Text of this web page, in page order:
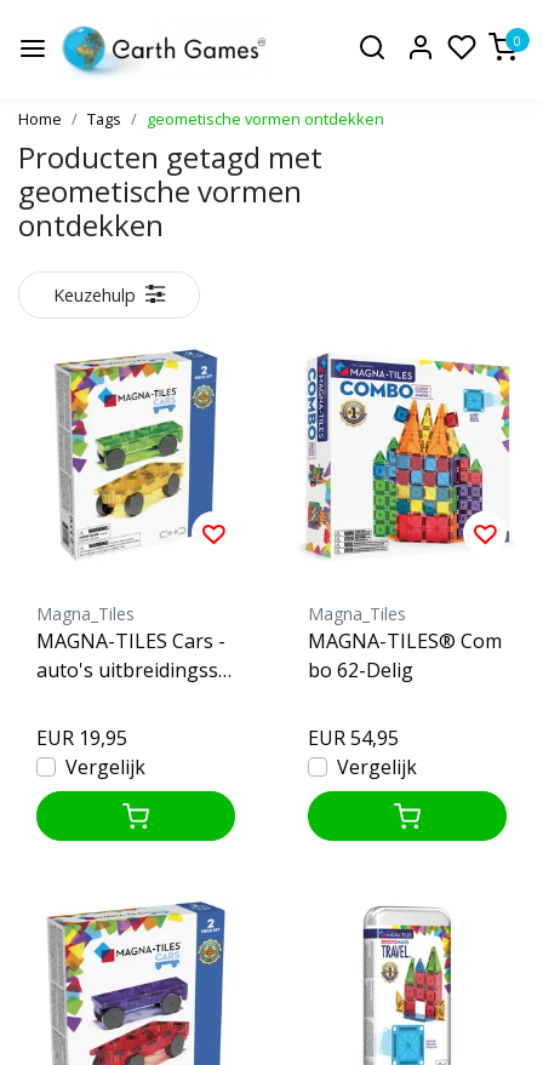
0
Home Tags geometische vormen ontdekken
Producten getagd met
geometische vormen
ontdekken
Keuzehulp
Magna_Tiles
MAGNA-TILES Cars -
auto's uitbreidingsse
EUR 19,95
Vergelijk
Magna_Tiles
MAGNA-TILES® Com
bo 62-Delig
EUR 54,95
Vergelijk